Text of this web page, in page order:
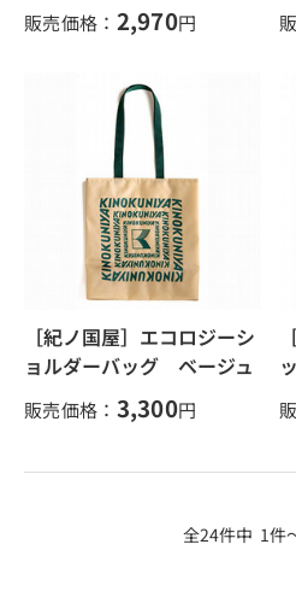
販売価格： 2,970円
［紀ノ国屋］エコロジーシ
ョルダーバッグ ベージュ
販売価格： 3,300円
全24件中 1件